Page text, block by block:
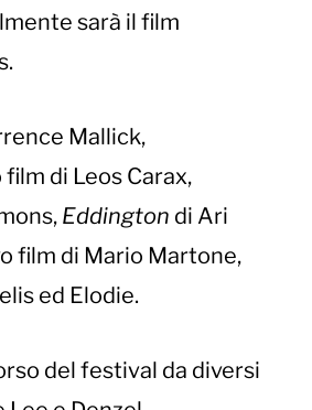
sarà il film
Mallick,
di Leos Carax,
Eddington di Ari
film di Mario Martone,
ed Elodie.
del festival da diversi